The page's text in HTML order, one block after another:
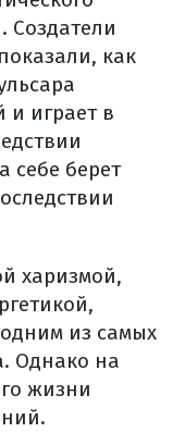
как
и играет в
себе берет
харизмой,
из самых
Однако на
жизни